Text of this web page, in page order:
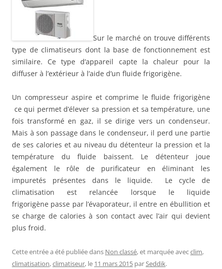
Sur le marché on trouve différents
type de climatiseurs dont la base de fonctionnement est
similaire. Ce type d’appareil capte la chaleur pour la
diffuser à l’extérieur à l’aide d’un fluide frigorigène.
Un compresseur aspire et comprime le fluide frigorigène
ce qui permet d’élever sa pression et sa température, une
fois transformé en gaz, il se dirige vers un condenseur.
Mais à son passage dans le condenseur, il perd une partie
de ses calories et au niveau du détenteur la pression et la
température du fluide baissent. Le détenteur joue
également le rôle de purificateur en éliminant les
impuretés présentes dans le liquide. Le cycle de
climatisation est relancée lorsque le liquide
frigorigène passe par l’évaporateur, il entre en ébullition et
se charge de calories à son contact avec l’air qui devient
plus froid.
Cette entrée a été publiée dans Non classé, et marquée avecclim,
climatisation,climatiseur, le 11 mars 2015 parSeddik.